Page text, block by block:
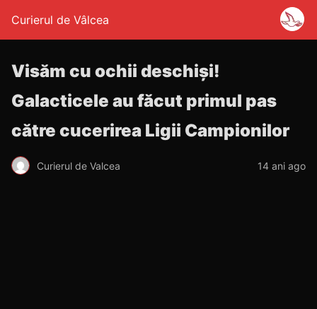
Curierul de Vâlcea
Visăm cu ochii deschişi!
Galacticele au făcut primul pas
către cucerirea Ligii Campionilor
Curierul de Valcea 14 ani ago